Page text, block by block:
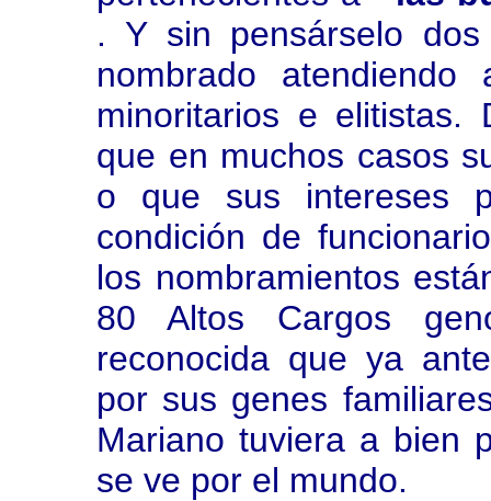
. Y sin pensárselo
nombrado
minoritarios e elitistas.
que en muchos casos
o que sus intereses
condición de
los nombramientos
80 Altos Cargos
reconocida que ya
por sus genes
Mariano tuviera a bien
se ve por el mundo.